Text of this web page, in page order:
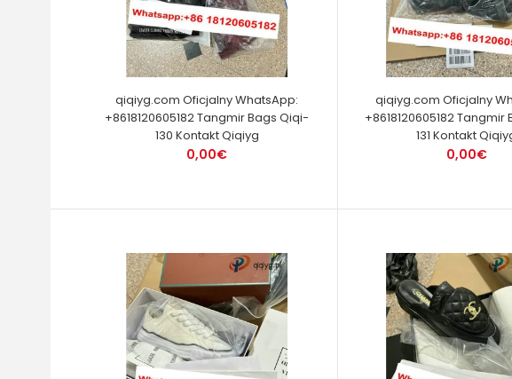
qiqiyg.com Oficjalny WhatsApp:
+8618120605182 Tangmir Bags Qiqi-
130 Kontakt Qiqiyg
0,00€
qiqiyg.com Oficjalny
+8618120605182 Tangmir
131 Kontakt
0,00€